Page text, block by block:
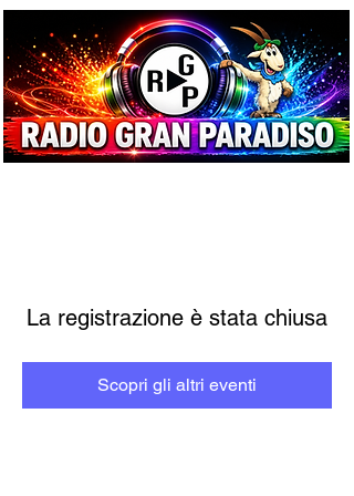
La registrazione è stata chiusa
Scopri gli altri eventi